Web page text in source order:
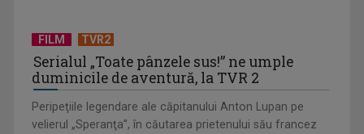
FILM TVR2
Serialul „Toate pânzele sus!” ne umple
duminicile de aventură, la TVR 2
Peripeţiile legendare ale căpitanului Anton Lupan pe